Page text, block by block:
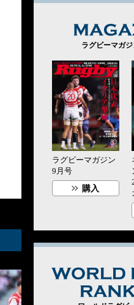
ラグビーマガ
ラグビーマガジン
9月号
購入